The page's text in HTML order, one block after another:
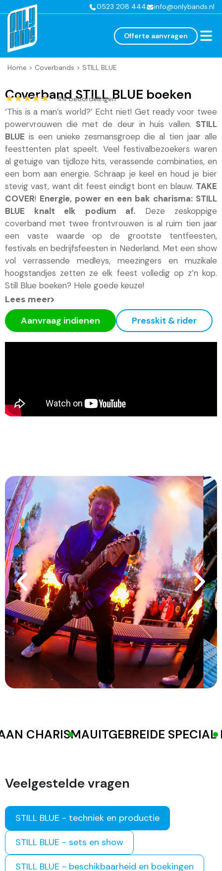
0523 208 444 info@onlybands.nl
Offerte aanvragen
Home > Coverbands > STILL BLUE
Coverband STILL BLUE boeken
★★★★★
★★★★★ 44 beoordelingen
‘This is a man’s world?’ Echt niet! Get ready voor twee
powervrouwen die met de deur in huis vallen. STILL
BLUE is een unieke zesmansgroep die al tien jaar alle
feesttenten plat speelt. Veel festivalbezoekers waren
al getuige van tijdloze hits, verassende combinaties, en
een bom aan energie. Schraap je keel en houd je bier
stevig vast, want dit feest eindigt bont en blauw. TAKE
COVER! Energie, power en een bak charisma: STILL
BLUE knalt elk podium af. Deze zeskoppige
coverband met twee frontvrouwen is al ruim tien jaar
een vaste waarde op de grootste tentfeesten,
festivals en bedrijfsfeesten in Nederland. Met een show
vol verrassende medleys, meezingers en muzikale
hoogstandjes zetten ze elk feest volledig op z’n kop.
Still Blue boeken? Hele goede keuze!
Lees meer
Aanvraag indienen Presskit & rider
CHARISMAUITGEBREIDE SPECIAL FX
Veelgestelde vragen
STILL BLUE - techniek en productie
STILL BLUE - sets en show
STILL BLUE - beschikbaarheid en boekingen